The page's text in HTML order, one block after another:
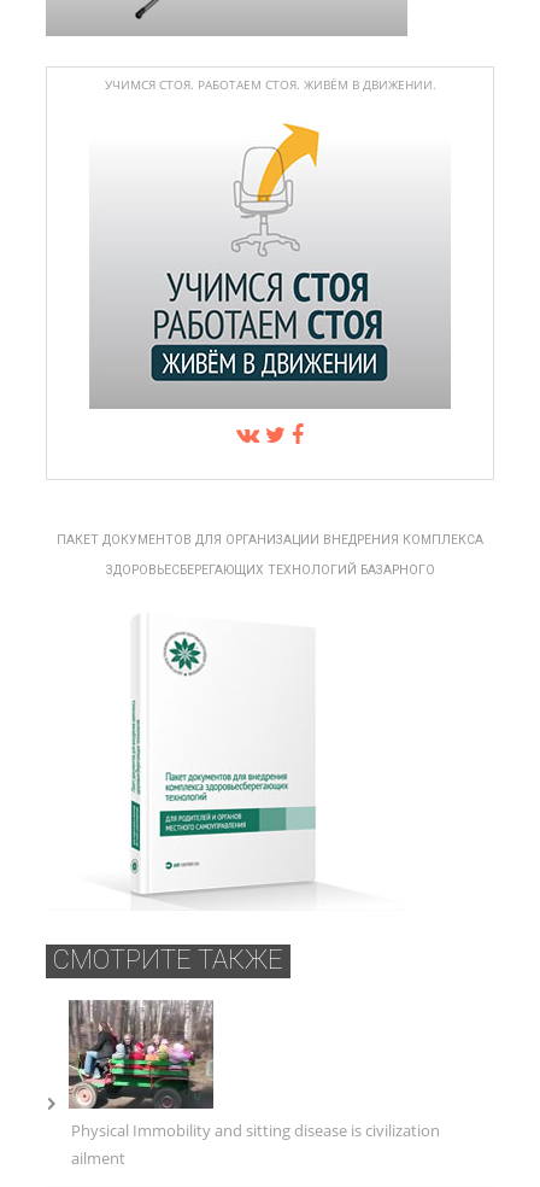
УЧИМСЯ СТОЯ. РАБОТАЕМ СТОЯ. ЖИВЁМ В ДВИЖЕНИИ.
ПАКЕТ ДОКУМЕНТОВ ДЛЯ ОРГАНИЗАЦИИ ВНЕДРЕНИЯ КОМПЛЕКСА
ЗДОРОВЬЕСБЕРЕГАЮЩИХ ТЕХНОЛОГИЙ БАЗАРНОГО
СМОТРИТЕ ТАКЖЕ
Physical Immobility and sitting disease is civilization
ailment